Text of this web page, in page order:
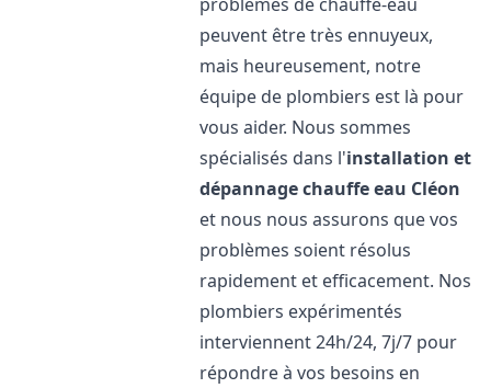
peuvent être très ennuyeux,
mais heureusement, notre
équipe de plombiers est là pour
vous aider. Nous sommes
spécialisés dans l'installation et
dépannage chauffe eau Cléon
et nous nous assurons que vos
problèmes soient résolus
rapidement et efficacement. Nos
plombiers expérimentés
interviennent 24h/24, 7j/7 pour
répondre à vos besoins en